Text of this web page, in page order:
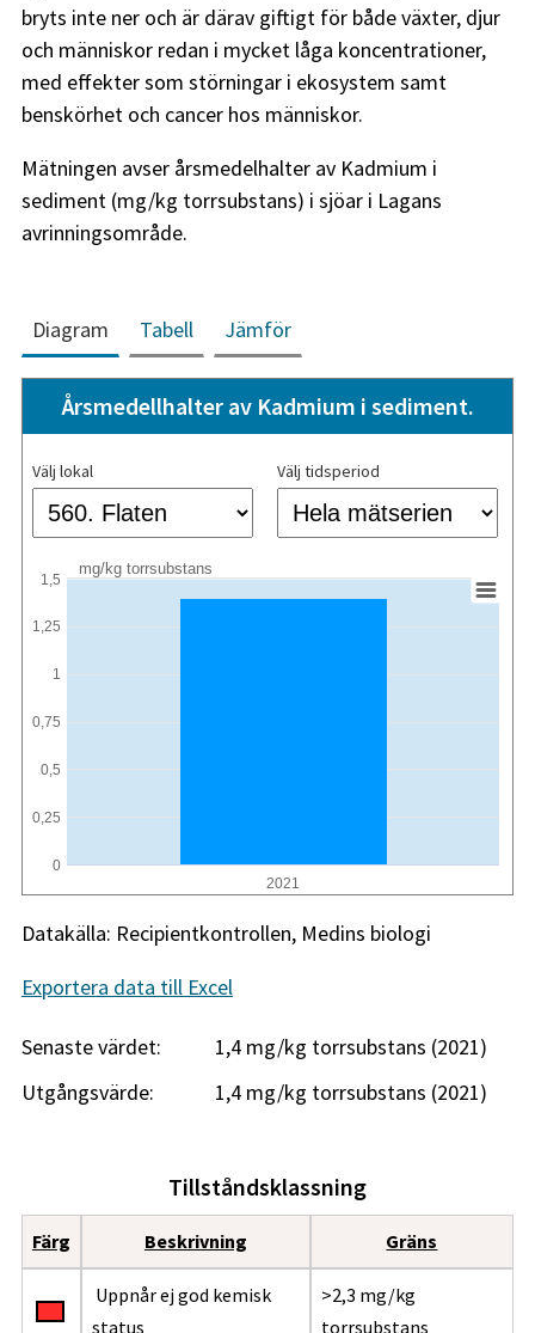
bryts inte ner och är därav giftigt för både växter, djur
och människor redan i mycket låga koncentrationer,
med effekter som störningar i ekosystem samt
benskörhet och cancer hos människor.
Mätningen avser årsmedelhalter av Kadmium i
sediment (mg/kg torrsubstans) i sjöar i Lagans
avrinningsområde.
Diagram Tabell Jämför
Årsmedellhalter av Kadmium i sediment.
Välj lokal Välj tidsperiod
mg/kg torrsubstans
2021
0
0,25
0,5
0,75
1
1,25
1,5
Datakälla: Recipientkontrollen, Medins biologi
Exportera data till Excel
Senaste värdet:
1,4 mg/kg torrsubstans (2021)
Utgångsvärde:
1,4 mg/kg torrsubstans (2021)
Tillståndsklassning
Färg Beskrivning Gräns
Uppnår ej god kemisk
status
>2,3 mg/kg
torrsubstans